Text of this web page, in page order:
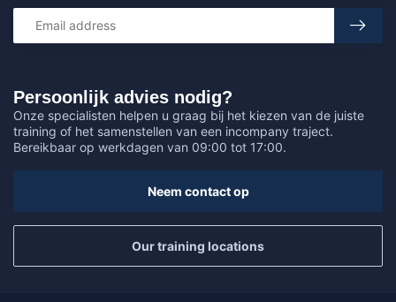
Persoonlijk advies nodig?
Onze specialisten helpen u graag bij het kiezen van de juiste
training of het samenstellen van een incompany traject.
Bereikbaar op werkdagen van 09:00 tot 17:00.
Neem contact op
Our training locations